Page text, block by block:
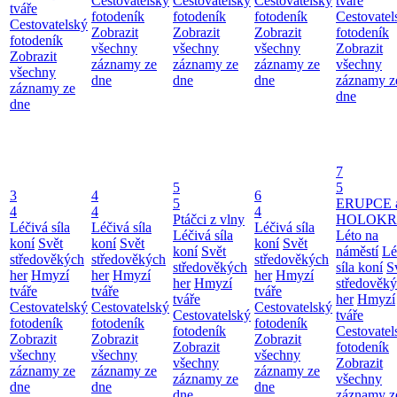
tváře
Cestovatelský
fotodeník
Zobrazit
všechny
záznamy ze
dne
fotodeník
Zobrazit
všechny
záznamy ze
dne
fotodeník
Zobrazit
všechny
záznamy ze
dne
fotodeník
Zobrazit
všechny
záznamy ze
dne
fotodeník
Zobrazit
všechny
záznamy
dne
3
4
Léčivá síla
koní Svět
středověkých
her Hmyzí
tváře
Cestovatelský
fotodeník
Zobrazit
všechny
záznamy ze
dne
4
4
Léčivá síla
koní Svět
středověkých
her Hmyzí
tváře
Cestovatelský
fotodeník
Zobrazit
všechny
záznamy ze
dne
5
5
Ptáčci z vlny
Léčivá síla
koní Svět
středověkých
her Hmyzí
tváře
Cestovatelský
fotodeník
Zobrazit
všechny
záznamy ze
6
4
Léčivá síla
koní Svět
středověkých
her Hmyzí
tváře
Cestovatelský
fotodeník
Zobrazit
všechny
záznamy ze
dne
7
5
ERUPCE
Léto na
náměstí
síla koní
her Hmyzí
tváře
fotodeník
Zobrazit
všechny